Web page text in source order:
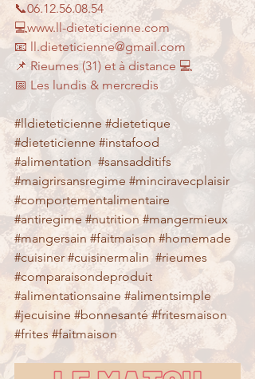
📞06.12.56.08.54
💻www.ll-dieteticienne.com
📧 ll.dieteticienne@gmail.com
📌 Rieumes (31) et à distance 💻
📅 Les lundis & mercredis
#lldieteticienne #dietetique
#dieteticienne #instafood
#alimentation #sansadditifs
#maigrirsansregime #minciravecplaisir
#comportementalimentaire
#antiregime #nutrition #mangermieux
#mangersain #faitmaison #homemade
#cuisiner #cuisinermalin #rieumes
#comparaisondeproduit
#alimentationsaine #alimentsimple
#jecuisine #bonnesanté #fritesmaison
#frites #faitmaison